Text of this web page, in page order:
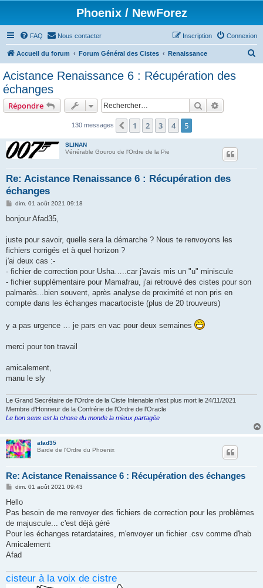
Phoenix / NewForez
FAQ Nous contacter Connexion
Inscription
Accueil du forum Forum Général des Cistes Renaissance
c
Acistance Renaissance 6 : Récupération des
échanges
Répondre Rechercher
130 messages Précédent
1 2 3 4 5
SLINAN
Vénérable Gourou de l'Ordre de la Pie
Re: Acistance Renaissance 6 : Récupération des
échanges
M
s
g
dim. 01 août 2021 09:18
bonjour Afad35,
juste pour savoir, quelle sera la démarche ? Nous te renvoyons les
fichiers corrigés et à quel horizon ?
j'ai deux cas :-
- fichier de correction pour Usha…..car j'avais mis un "u" miniscule
- fichier supplémentaire pour Mamafrau, j'ai retrouvé des cistes pour son
palmarès...bien souvent, après analyse de proximité et non pris en
compte dans les échanges macartociste (plus de 20 trouveurs)
y a pas urgence … je pars en vac pour deux semaines
merci pour ton travail
amicalement,
manu le sly
Le Grand Secrétaire de l'Ordre de la Ciste Intenable n'est plus mort le 24/11/2021
Membre d'Honneur de la Confrérie de l'Ordre de l'Oracle
Le bon sens est la chose du monde la mieux partagée
afad35
Barde de l'Ordre du Phoenix
Re: Acistance Renaissance 6 : Récupération des échanges
M
s
a
g
dim. 01 août 2021 09:43
Hello
Pas besoin de me renvoyer des fichiers de correction pour les problèmes
de majuscule... c'est déjà géré
Pour les échanges retardataires, m'envoyer un fichier .csv comme d'hab
Amicalement
Afad
cisteur à la voix de cistre